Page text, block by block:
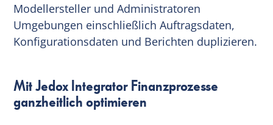
Modellersteller und Administratoren
Umgebungen einschließlich Auftragsdaten,
Konfigurationsdaten und Berichten duplizieren.
Mit Jedox Integrator Finanzprozesse
ganzheitlich optimieren